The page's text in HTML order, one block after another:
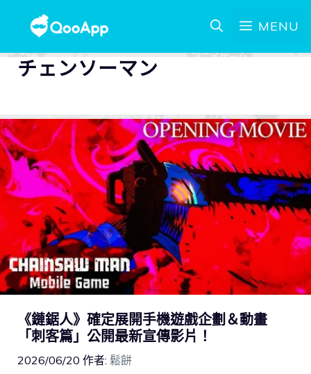
MENU
チェンソーマン
《鏈鋸人》確定展開手機遊戲企劃＆動畫
「刺客篇」公開最新宣傳影片！
2026/06/20 作者: 鬆餅